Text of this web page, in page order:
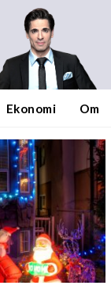
Ekonomi Om